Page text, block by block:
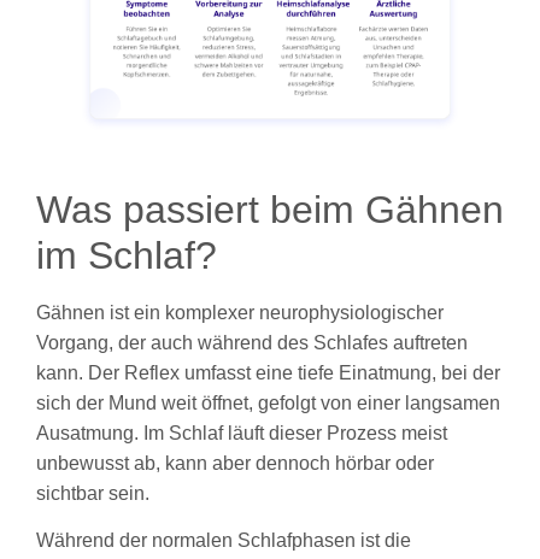
Was passiert beim Gähnen
im Schlaf?
Gähnen ist ein komplexer neurophysiologischer
Vorgang, der auch während des Schlafes auftreten
kann. Der Reflex umfasst eine tiefe Einatmung, bei der
sich der Mund weit öffnet, gefolgt von einer langsamen
Ausatmung. Im Schlaf läuft dieser Prozess meist
unbewusst ab, kann aber dennoch hörbar oder
sichtbar sein.
Während der normalen Schlafphasen ist die